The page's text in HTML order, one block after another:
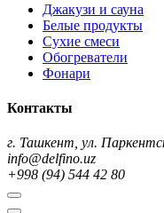
Джакузи и сауна
Белые продукты
Сухие смеси
Обогреватели
Фонари
Контакты
г. Ташкент, ул.
info@delfino.uz
+998 (94) 544 42 80